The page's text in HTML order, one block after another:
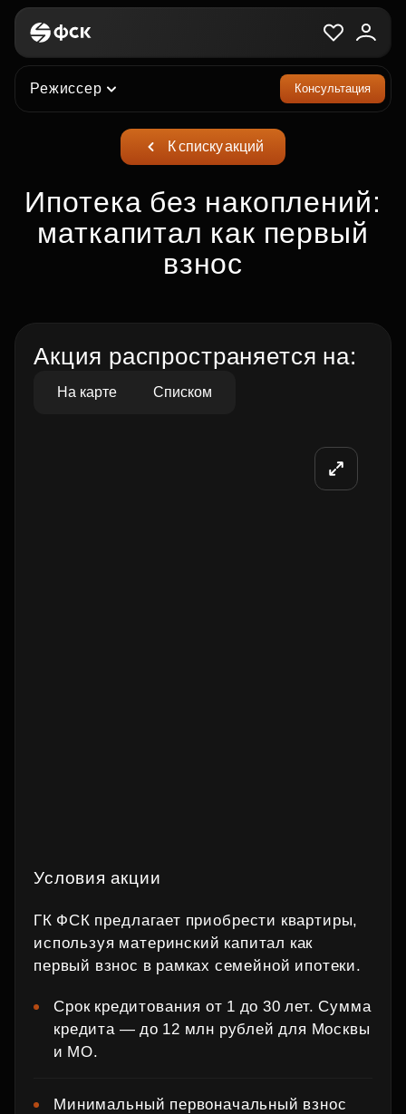
Режиссер Консультация
К списку акций
Ипотека без накоплений:
маткапитал как первый
взнос
Акция распространяется на:
На карте Списком
Условия акции
ГК ФСК предлагает приобрести квартиры,
используя материнский капитал как
первый взнос в рамках семейной ипотеки.
Срок кредитования от 1 до 30 лет. Сумма
кредита — до 12 млн рублей для Москвы
и МО.
Минимальный первоначальный взнос